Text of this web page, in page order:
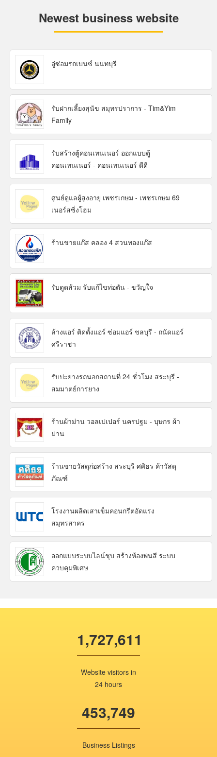
Newest business website
อู่ซ่อมรถเบนซ์ นนทบุรี
รับฝากเลี้ยงสุนัข สมุทรปราการ - Tim&Yim
Family
รับสร้างตู้คอนเทนเนอร์ ออกแบบตู้
คอนเทนเนอร์ - คอนเทนเนอร์ ดีดี
ศูนย์ดูแลผู้สูงอายุ เพชรเกษม - เพชรเกษม 69
เนอร์สซิ่งโฮม
ร้านขายแก๊ส คลอง 4 สวนทองแก๊ส
รับดูดส้วม รับแก้ไขท่อตัน - ขวัญใจ
ล้างแอร์ ติดตั้งแอร์ ซ่อมแอร์ ชลบุรี - ถนัดแอร์
ศรีราชา
รับปะยางรถนอกสถานที่ 24 ชั่วโมง สระบุรี -
สมมาตย์การยาง
ร้านผ้าม่าน วอลเปเปอร์ นครปฐม - บุษกร ผ้า
ม่าน
ร้านขายวัสดุก่อสร้าง สระบุรี ศศิธร ค้าวัสดุ
ภัณฑ์
โรงงานผลิตเสาเข็มคอนกรีตอัดแรง
สมุทรสาคร
ออกแบบระบบไลน์ชุบ สร้างห้องพ่นสี ระบบ
ควบคุมพิเศษ
1,727,611
Website visitors in
24 hours
453,749
Business Listings